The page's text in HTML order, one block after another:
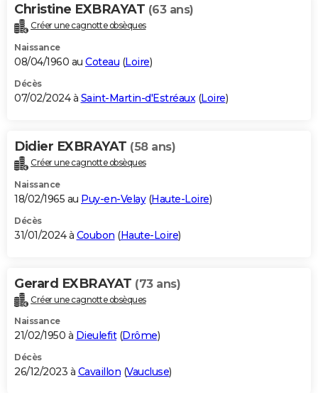
Christine EXBRAYAT (63 ans)
Créer une cagnotte obsèques
Naissance
08/04/1960 au Coteau (Loire)
Décès
07/02/2024 à Saint-Martin-d'Estréaux(Loire)
Didier EXBRAYAT (58 ans)
Créer une cagnotte obsèques
Naissance
18/02/1965 au Puy-en-Velay(Haute-Loire)
Décès
31/01/2024 à Coubon (Haute-Loire)
Gerard EXBRAYAT (73 ans)
Créer une cagnotte obsèques
Naissance
21/02/1950 à Dieulefit(Drôme)
Décès
26/12/2023 à Cavaillon (Vaucluse)